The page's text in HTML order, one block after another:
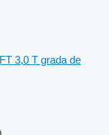
3,0 T grada de